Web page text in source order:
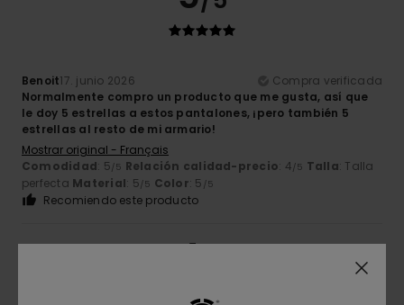
Benoit17. junio 2026
Compra verificada
Normalmente compro un producto que me gusta, así que
le doy 5 estrellas a estos pantalones, ¡pero también 5
estrellas al resto de mi armario!
Mostrar original - Français
Comodidad: 5/5 Relación calidad-precio: 4/5 Talla: Talla
perfecta Material: 5/5 Color: 5 /5
Recomiendo este producto
4